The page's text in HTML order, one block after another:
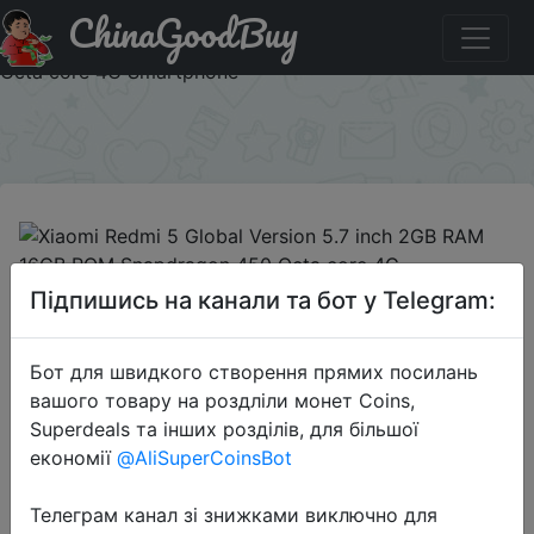
Промокод на знижку 7BGRMI5216 Xiaomi Redmi 5 Global
Version 5.7 inch 2GB RAM 16GB ROM Snapdragon 450
Octa core 4G Smartphone
ChinaGoodBuy
2018-07-16
Xiaomi Redmi 5 Global Version 5.7
inch 2GB RAM 16GB ROM
Snapdragon 450 Octa core 4G
Smartphone
$112.13
Підпишись на канали та бот у Telegram:
Бот для швидкого створення прямих посилань
вашого товару на роздліли монет Coins,
Superdeals та інших розділів, для більшої
економії @AliSuperCoinsBot
Телеграм канал зі знижками виключно для